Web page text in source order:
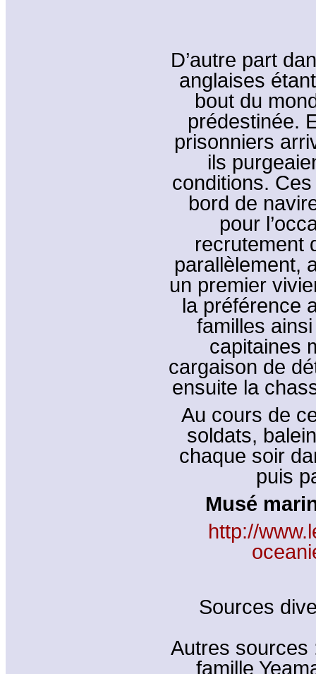
D’autre part
anglaises
bout du
prédestinée.
prisonniers
ils
conditions.
bord de
pour
recrutement
parallèlement,
un premier
la préférence
familles
capitaines
cargaison de
ensuite la
Au cours de
soldats,
chaque soir
puis
Musé
http://
Sources
Autres sources
famille